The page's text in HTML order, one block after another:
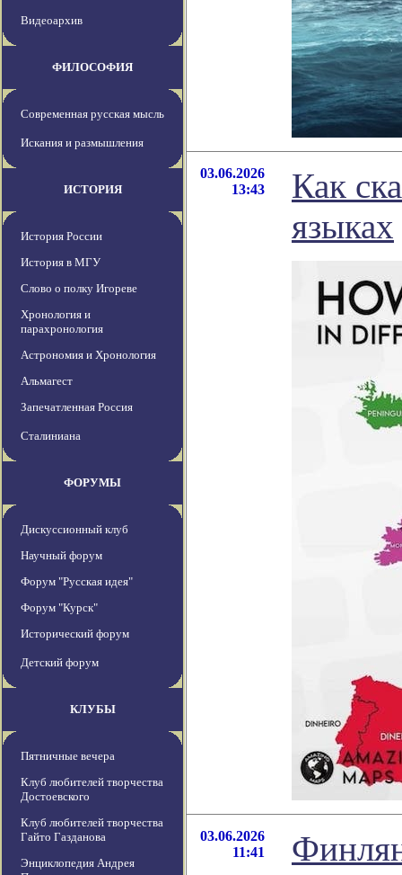
Видеоархив
ФИЛОСОФИЯ
Современная русская мысль
Искания и размышления
ИСТОРИЯ
История России
История в МГУ
Слово о полку Игореве
Хронология и
парахронология
Астрономия и Хронология
Альмагест
Запечатленная Россия
Сталиниана
ФОРУМЫ
Дискуссионный клуб
Научный форум
Форум "Русская идея"
Форум "Курск"
Исторический форум
Детский форум
КЛУБЫ
Пятничные вечера
Клуб любителей творчества
Достоевского
Клуб любителей творчества
Гайто Газданова
Энциклопедия Андрея
03.06.2026
13:43
Как
языках
03.06.2026
11:41